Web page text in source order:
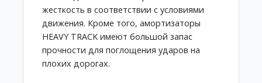
жесткость в соответствии с условиями
движения. Кроме того, амортизаторы
HEAVY TRACK имеют большой запас
прочности для поглощения ударов на
плохих дорогах.